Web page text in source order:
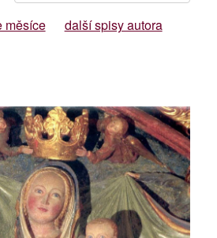
měsíce
další spisy autora